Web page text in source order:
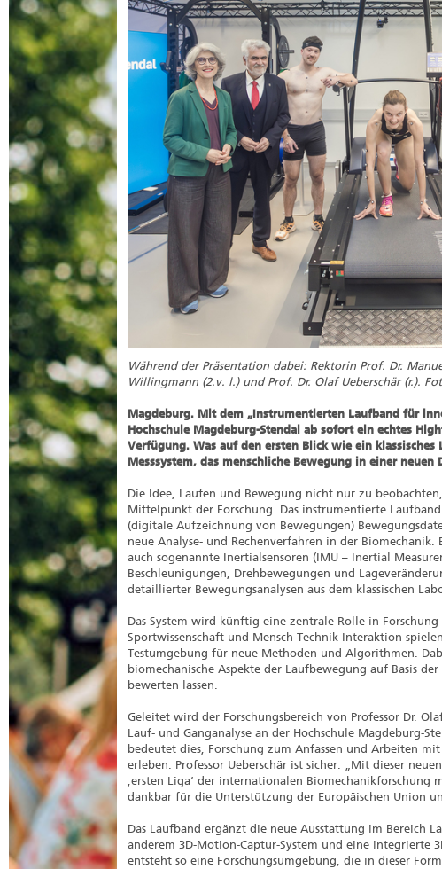
Während der Präsentation dabei: Rektorin Prof. Dr.
Willingmann (2.v. l.) und Prof. Dr. Olaf Ueberschär (r.).
Magdeburg. Mit dem „Instrumentierten Laufband für
Hochschule Magdeburg-Stendal ab sofort ein echtes
Verfügung. Was auf den ersten Blick wie ein
Messsystem, das menschliche Bewegung in einer
Die Idee, Laufen und Bewegung nicht nur zu
Mittelpunkt der Forschung. Das instrumentierte
(digitale Aufzeichnung von Bewegungen)
neue Analyse- und Rechenverfahren in der Biomechanik.
auch sogenannte Inertialsensoren (IMU – Inertial
Beschleunigungen, Drehbewegungen und
detaillierter Bewegungsanalysen aus dem klassischen
Das System wird künftig eine zentrale Rolle in
Sportwissenschaft und Mensch-Technik-Interaktion
Testumgebung für neue Methoden und Algorithmen.
biomechanische Aspekte der Laufbewegung auf Basis
bewerten lassen.
Geleitet wird der Forschungsbereich von Professor Dr.
Lauf- und Ganganalyse an der Hochschule Magdeburg-
bedeutet dies, Forschung zum Anfassen und Arbeiten
erleben. Professor Ueberschär ist sicher: „Mit dieser
,ersten Liga‘ der internationalen Biomechanikforschung
dankbar für die Unterstützung der Europäischen Union
Das Laufband ergänzt die neue Ausstattung im Bereich
anderem 3D-Motion-Captur-System und eine integrierte
entsteht so eine Forschungsumgebung, die in dieser